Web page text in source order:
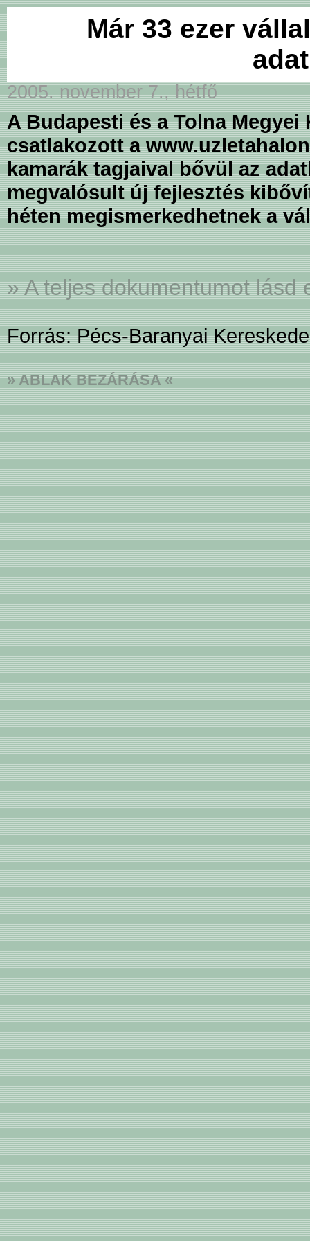
Már 33 ezer
2005. november 7., hétfő
A Budapesti és a Tolna
csatlakozott a
kamarák tagjaival bővül az
megvalósult új fejlesztés
héten megismerkedhetnek a
» A teljes dokumentumot lásd
Forrás: Pécs-Baranyai
» ABLAK BEZÁRÁSA «